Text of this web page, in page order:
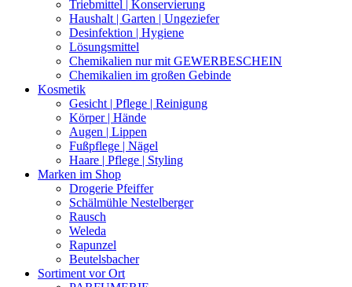
Triebmittel | Konservierung
Haushalt | Garten | Ungeziefer
Desinfektion | Hygiene
Lösungsmittel
Chemikalien nur mit GEWERBESCHEIN
Chemikalien im großen Gebinde
Kosmetik
Gesicht | Pflege | Reinigung
Körper | Hände
Augen | Lippen
Fußpflege | Nägel
Haare | Pflege | Styling
Marken im Shop
Drogerie Pfeiffer
Schälmühle Nestelberger
Rausch
Weleda
Rapunzel
Beutelsbacher
Sortiment vor Ort